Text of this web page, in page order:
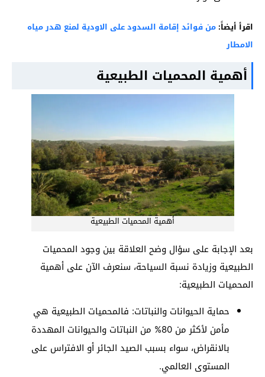
اقرأ أيضاً: من فوائد إقامة السدود على الاودية لمنع هدر مياه
الامطار
أهمية المحميات الطبيعية
أهمية المحميات الطبيعية
بعد الإجابة على سؤال وضح العلاقة بين وجود المحميات
الطبيعية وزيادة نسبة السياحة، سنعرف الآن على أهمية
المحميات الطبيعية:
حماية الحيوانات والنباتات: فالمحميات الطبيعية هي
مأمن لأكثر من 80% من النباتات والحيوانات المهددة
بالانقراض، سواء بسبب الصيد الجائر أو الافتراس على
المستوى العالمي.